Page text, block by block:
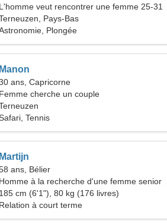
L'homme veut rencontrer une femme 25-31
Pays-Bas
Plongée
Manon
ans, Capricorne
Femme cherche un couple
Tennis
Martijn
ans, Bélier
Homme à la recherche d'une femme senior
48-55
185 cm (6'1"), 80 kg (176 livres)
Relation à court terme